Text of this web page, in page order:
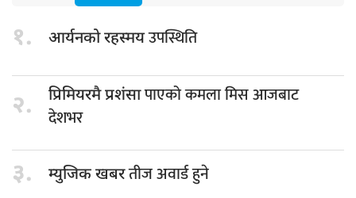
१. आर्यनको रहस्मयउपस्थिति
२. प्रिमियरमै प्रशंसापाएको कमला मिस आजबाट
देशभर
३. म्युजिक खबरतीज अवार्ड हुने